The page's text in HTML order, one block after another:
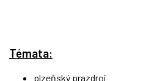
Témata:
plzeňský prazdroj